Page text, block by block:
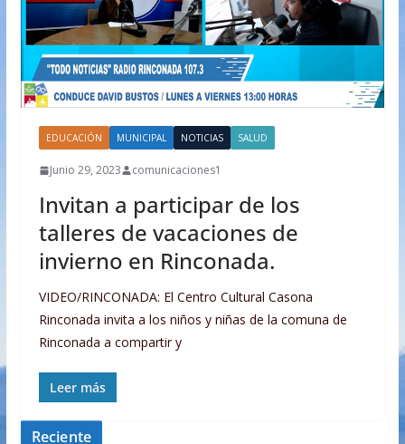
EDUCACIÓN MUNICIPAL NOTICIAS SALUD
Junio 29, 2023 comunicaciones1
Invitan a participar de los
talleres de vacaciones de
invierno en Rinconada.
VIDEO/RINCONADA: El Centro Cultural Casona
Rinconada invita a los niños y niñas de la comuna de
Rinconada a compartir y
Leer más
Reciente